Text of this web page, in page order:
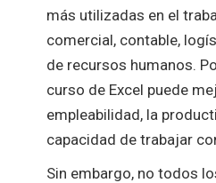
más utilizadas en el
comercial, contable,
de recursos humanos.
curso de Excel puede
empleabilidad, la
capacidad de trabajar
Sin embargo, no todos